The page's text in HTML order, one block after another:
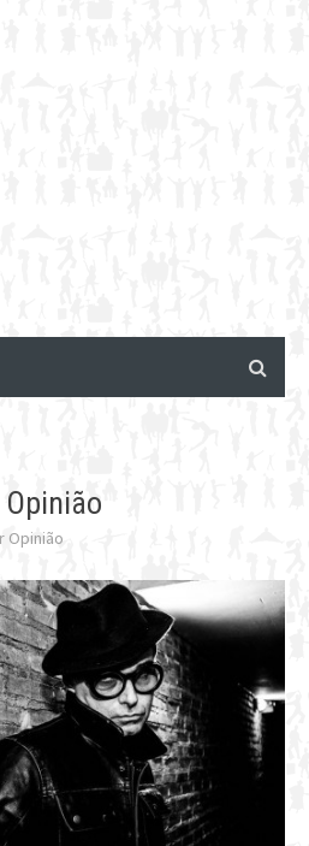
Opinião